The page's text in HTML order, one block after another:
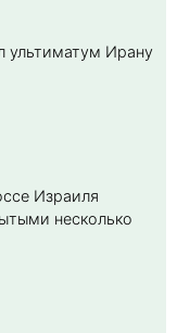
ультиматум Ирану
Израиля
несколько